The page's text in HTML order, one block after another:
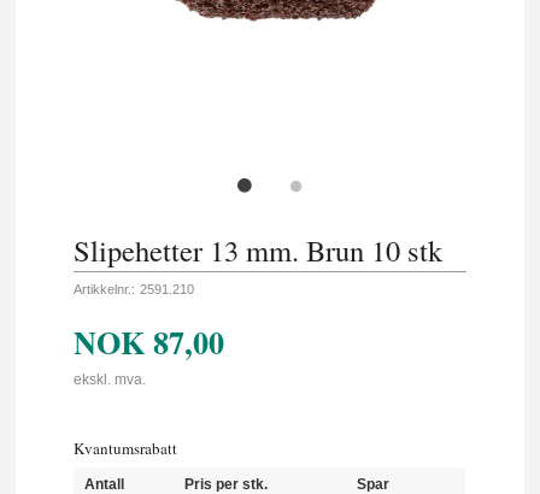
Slipehetter 13 mm. Brun 10 stk
Artikkelnr.: 2591.210
NOK87,00
ekskl. mva.
Kvantumsrabatt
Antall Pris per stk. Spar